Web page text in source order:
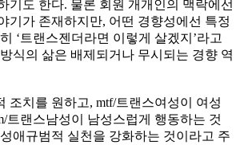
기도 한다. 물론 회원 개개인의 맥락에선
기가 존재하지만, 어떤 경향성에선 특정
‘트랜스젠더라면 이렇게 살겠지’라고
식의 삶은 배제되거나 무시되는 경향 역
조치를 원하고, mtf/트랜스여성이 여성
트랜스남성이 남성스럽게 행동하는 것
애규범적 실천을 강화하는 것이라고 주